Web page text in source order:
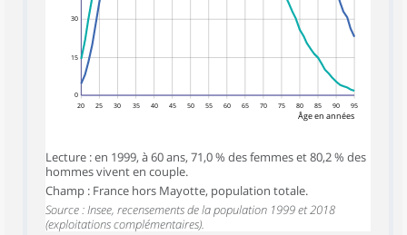
0
15
30
Âge en années
20 25 30 35 40 45 50 55 60 65 70 75 80 85 90 95
Lecture : en 1999, à 60 ans, 71,0 % des femmes et 80,2 % des
hommes vivent en couple.
Champ : France hors Mayotte, population totale.
Source : Insee, recensements de la population 1999 et 2018
(exploitations complémentaires).